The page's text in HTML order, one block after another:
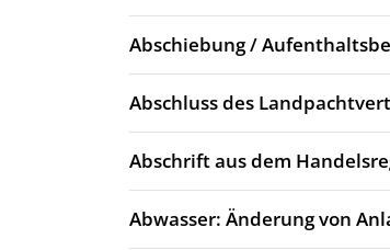
Abschiebung /
Abschluss des
Abschrift aus dem
Abwasser: Änderung von